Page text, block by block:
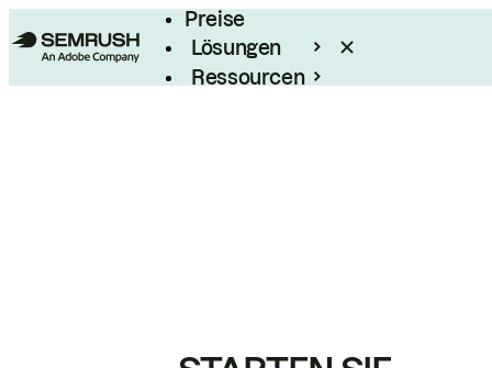
Preise
Lösungen
Ressourcen